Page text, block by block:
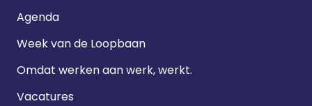
Agenda
Week van de Loopbaan
Omdat werken aan werk, werkt.
Vacatures